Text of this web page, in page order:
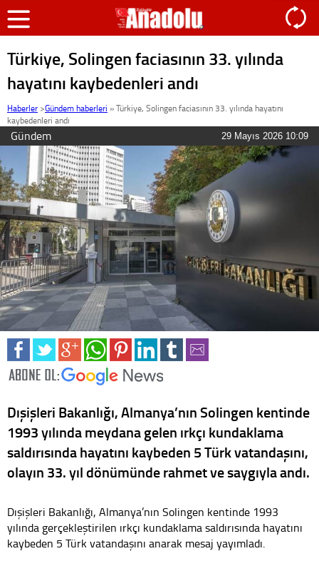
Türkiye, Solingen faciasının 33. yılında
hayatını kaybedenleri andı
Haberler >Gündem haberleri »Türkiye, Solingen faciasının 33. yılında hayatını
kaybedenleri andı
Gündem 29 Mayıs 2026 10:09
Dışişleri Bakanlığı, Almanya’nın Solingen kentinde
1993 yılında meydana gelen ırkçı kundaklama
saldırısında hayatını kaybeden 5 Türk vatandaşını,
olayın 33. yıl dönümünde rahmet ve saygıyla andı.
Dışişleri Bakanlığı, Almanya’nın Solingen kentinde 1993
yılında gerçekleştirilen ırkçı kundaklama saldırısında hayatını
kaybeden 5 Türk vatandaşını anarak mesaj yayımladı.